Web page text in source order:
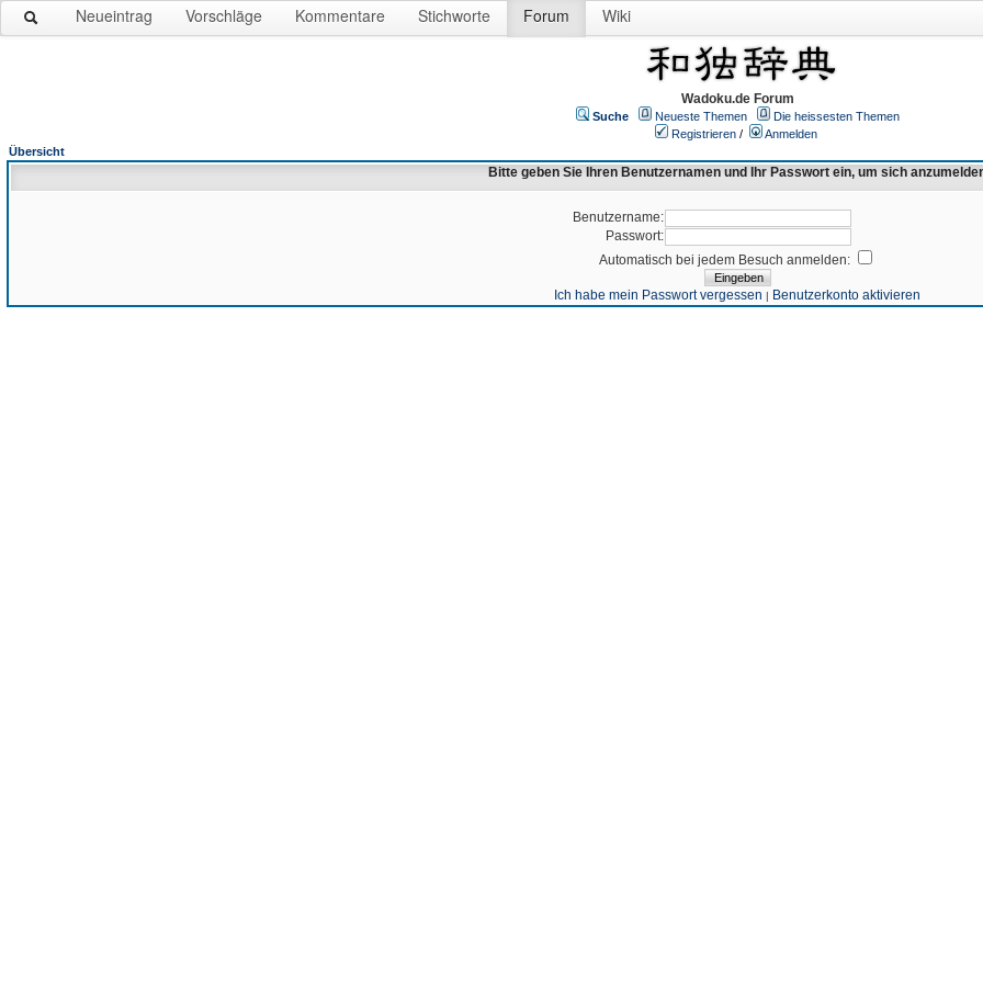
Neueintrag Vorschläge Kommentare Stichworte Forum Wiki
Wadoku.de Forum
Suche Neueste Themen
Die heissesten Themen
Registrieren /
Anmelden
Übersicht
Bitte geben Sie Ihren Benutzernamen und Ihr Passwort ein, um sich
Benutzername:
Passwort:
Automatisch bei jedem Besuch anmelden:
Ich habe mein Passwort vergessen | Benutzerkonto aktivieren